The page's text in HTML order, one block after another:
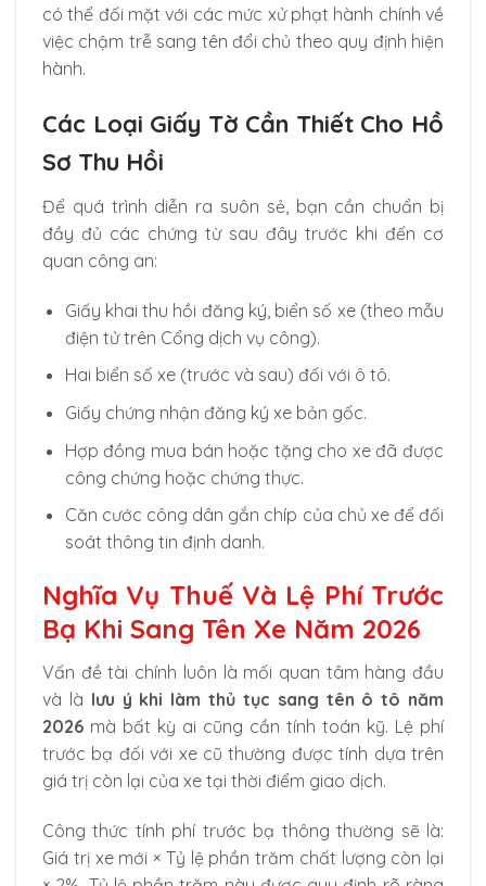
có thể đối mặt với các mức xử phạt hành chính về
việc chậm trễ sang tên đổi chủ theo quy định hiện
hành.
Các Loại Giấy Tờ Cần Thiết Cho Hồ
Sơ Thu Hồi
Để quá trình diễn ra suôn sẻ, bạn cần chuẩn bị
đầy đủ các chứng từ sau đây trước khi đến cơ
quan công an:
Giấy khai thu hồi đăng ký, biển số xe (theo mẫu
điện tử trên Cổng dịch vụ công).
Hai biển số xe (trước và sau) đối với ô tô.
Giấy chứng nhận đăng ký xe bản gốc.
Hợp đồng mua bán hoặc tặng cho xe đã được
công chứng hoặc chứng thực.
Căn cước công dân gắn chíp của chủ xe để đối
soát thông tin định danh.
Nghĩa Vụ Thuế Và Lệ Phí Trước
Bạ Khi Sang Tên Xe Năm 2026
Vấn đề tài chính luôn là mối quan tâm hàng đầu
và là lưu ý khi làm thủ tục sang tên ô tô năm
2026 mà bất kỳ ai cũng cần tính toán kỹ. Lệ phí
trước bạ đối với xe cũ thường được tính dựa trên
giá trị còn lại của xe tại thời điểm giao dịch.
Công thức tính phí trước bạ thông thường sẽ là:
Giá trị xe mới × Tỷ lệ phần trăm chất lượng còn lại